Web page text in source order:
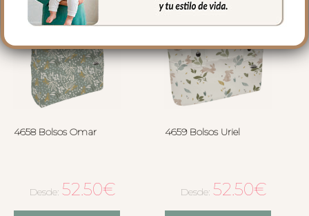
4658 Bolsos Omar
Desde: 52.50€
4659 Bolsos Uriel
Desde: 52.50€